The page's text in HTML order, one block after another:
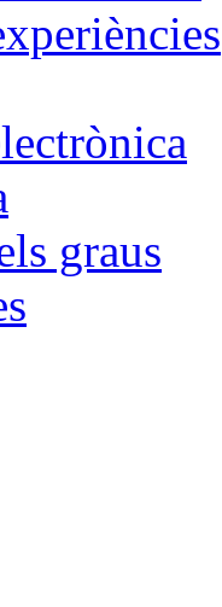
graus